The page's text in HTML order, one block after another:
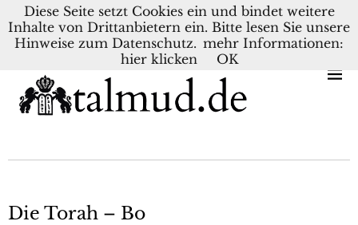
KONTAKT BLOG DEUTSCH NEDERLANDS
Die Torah – Bo
Diese Seite setzt Cookies ein und bindet weitere
Inhalte von Drittanbietern ein. Bitte lesen Sie unsere
Hinweise zum Datenschutz. mehr Informationen:
hier klicken
OK